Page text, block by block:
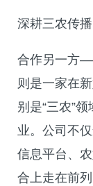
深耕三农传
合作另一方
则是一家在
别是“三农”
业。公司不
信息平台、
合上走在前